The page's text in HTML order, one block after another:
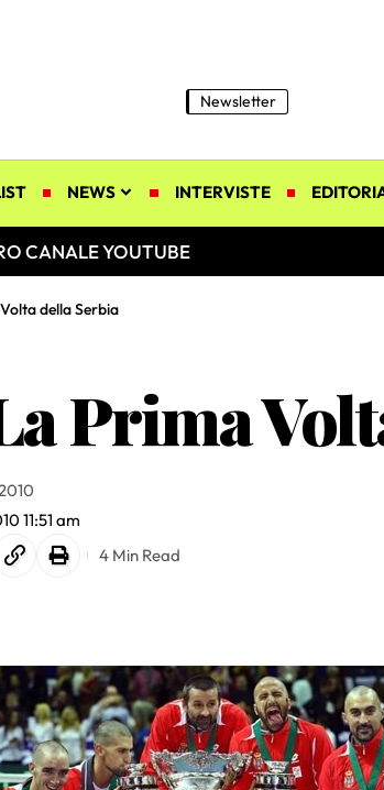
Newsletter
NEWS INTERVISTE
CANALE YOUTUBE
della Serbia
Prima
11:51 am
4 Min Read